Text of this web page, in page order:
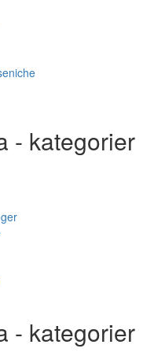
- kategorier
- kategorier